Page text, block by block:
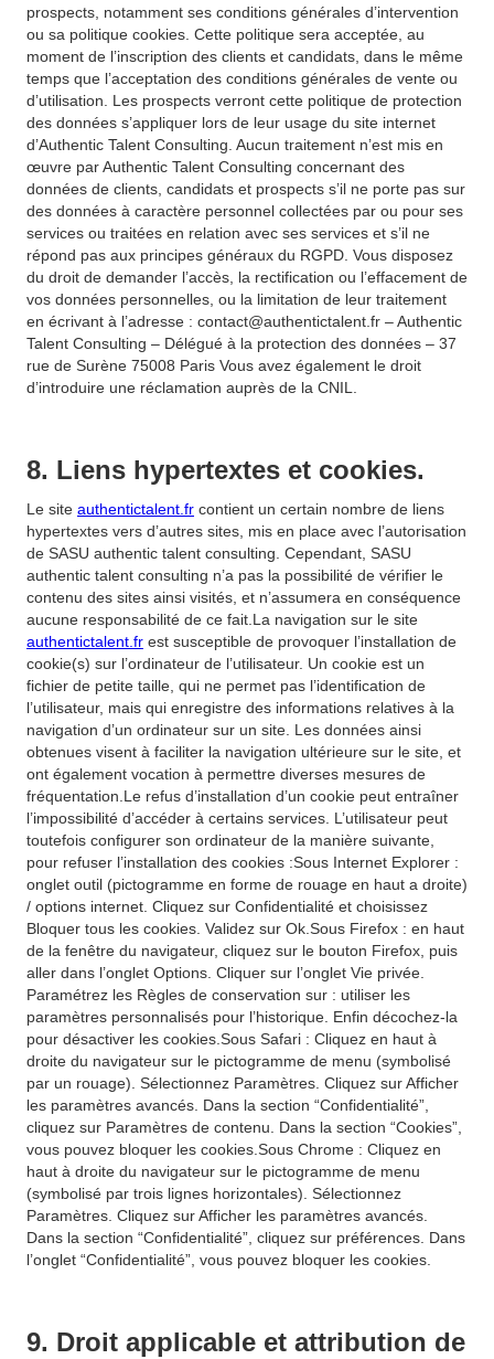
prospects, notamment ses conditions générales d’intervention
ou sa politique cookies. Cette politique sera acceptée, au
moment de l’inscription des clients et candidats, dans le même
temps que l’acceptation des conditions générales de vente ou
d’utilisation. Les prospects verront cette politique de protection
des données s’appliquer lors de leur usage du site internet
d’Authentic Talent Consulting. Aucun traitement n’est mis en
œuvre par Authentic Talent Consulting concernant des
données de clients, candidats et prospects s’il ne porte pas sur
des données à caractère personnel collectées par ou pour ses
services ou traitées en relation avec ses services et s’il ne
répond pas aux principes généraux du RGPD. Vous disposez
du droit de demander l’accès, la rectification ou l’effacement de
vos données personnelles, ou la limitation de leur traitement
en écrivant à l’adresse : contact@authentictalent.fr – Authentic
Talent Consulting – Délégué à la protection des données – 37
rue de Surène 75008 Paris Vous avez également le droit
d’introduire une réclamation auprès de la CNIL.
8. Liens hypertextes et cookies.
Le site authentictalent.fr contient un certain nombre de liens
hypertextes vers d’autres sites, mis en place avec l’autorisation
de SASU authentic talent consulting. Cependant, SASU
authentic talent consulting n’a pas la possibilité de vérifier le
contenu des sites ainsi visités, et n’assumera en conséquence
aucune responsabilité de ce fait.La navigation sur le site
authentictalent.fr est susceptible de provoquer l’installation de
cookie(s) sur l’ordinateur de l’utilisateur. Un cookie est un
fichier de petite taille, qui ne permet pas l’identification de
l’utilisateur, mais qui enregistre des informations relatives à la
navigation d’un ordinateur sur un site. Les données ainsi
obtenues visent à faciliter la navigation ultérieure sur le site, et
ont également vocation à permettre diverses mesures de
fréquentation.Le refus d’installation d’un cookie peut entraîner
l’impossibilité d’accéder à certains services. L’utilisateur peut
toutefois configurer son ordinateur de la manière suivante,
pour refuser l’installation des cookies :Sous Internet Explorer :
onglet outil (pictogramme en forme de rouage en haut a droite)
/ options internet. Cliquez sur Confidentialité et choisissez
Bloquer tous les cookies. Validez sur Ok.Sous Firefox : en haut
de la fenêtre du navigateur, cliquez sur le bouton Firefox, puis
aller dans l’onglet Options. Cliquer sur l’onglet Vie privée.
Paramétrez les Règles de conservation sur : utiliser les
paramètres personnalisés pour l’historique. Enfin décochez-la
pour désactiver les cookies.Sous Safari : Cliquez en haut à
droite du navigateur sur le pictogramme de menu (symbolisé
par un rouage). Sélectionnez Paramètres. Cliquez sur Afficher
les paramètres avancés. Dans la section “Confidentialité”,
cliquez sur Paramètres de contenu. Dans la section “Cookies”,
vous pouvez bloquer les cookies.Sous Chrome : Cliquez en
haut à droite du navigateur sur le pictogramme de menu
(symbolisé par trois lignes horizontales). Sélectionnez
Paramètres. Cliquez sur Afficher les paramètres avancés.
Dans la section “Confidentialité”, cliquez sur préférences. Dans
l’onglet “Confidentialité”, vous pouvez bloquer les cookies.
9. Droit applicable et attribution de